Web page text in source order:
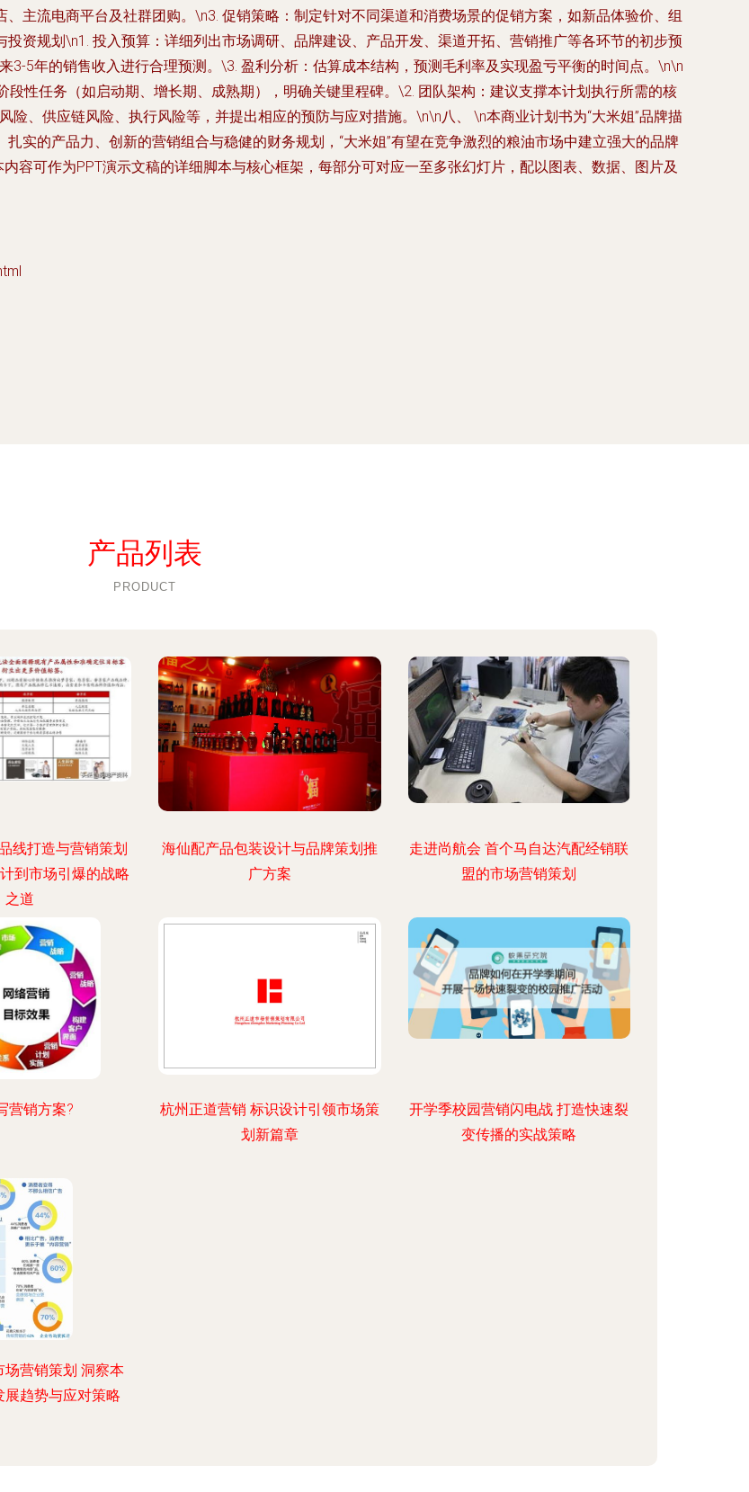
主流电商平台及社群团购。\n3. 促销策略：制定针对不同渠道和消费场景的促销方案，如新品体验价、组
资规划\n1. 投入预算：详细列出市场调研、品牌建设、产品开发、渠道开拓、营销推广等各环节的初步预
3-5年的销售收入进行合理预测。\3. 盈利分析：估算成本结构，预测毛利率及实现盈亏平衡的时间点。\n\n
性任务（如启动期、增长期、成熟期），明确关键里程碑。\2. 团队架构：建议支撑本计划执行所需的核
、供应链风险、执行风险等，并提出相应的预防与应对措施。\n\n八、 \n本商业计划书为“大米姐”品牌描
实的产品力、创新的营销组合与稳健的财务规划，“大米姐”有望在竞争激烈的粮油市场中建立强大的品牌
容可作为PPT演示文稿的详细脚本与核心框架，每部分可对应一至多张幻灯片，配以图表、数据、图片及
产品列表
PRODUCT
线打造与营销策划
到市场引爆的战略
之道
海仙配产品包装设计与品牌策划推
广方案
走进尚航会 首个马自达汽配经销联
盟的市场营销策划
营销方案?
杭州正道营销 标识设计引领市场策
划新篇章
开学季校园营销闪电战 打造快速裂
变传播的实战策略
场营销策划 洞察本
展趋势与应对策略